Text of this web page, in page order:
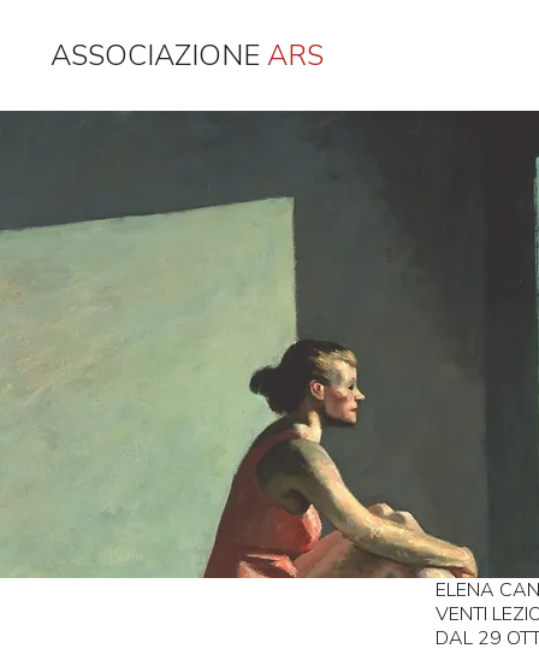
ASSOCIAZIONEARS
ELENA
VENTI
DAL 29